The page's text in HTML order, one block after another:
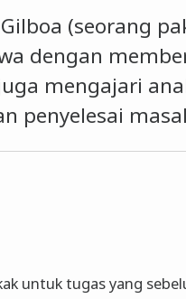
(seorang
dengan
mengajari
penyelesai
untuk tugas yang